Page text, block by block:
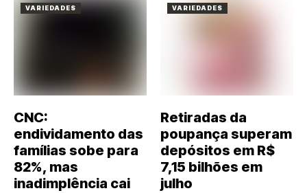
VARIEDADES
CNC:
endividamento das
famílias sobe para
82%, mas
inadimplência cai
VARIEDADES
Retiradas da
poupança superam
depósitos em R$
7,15 bilhões em
julho